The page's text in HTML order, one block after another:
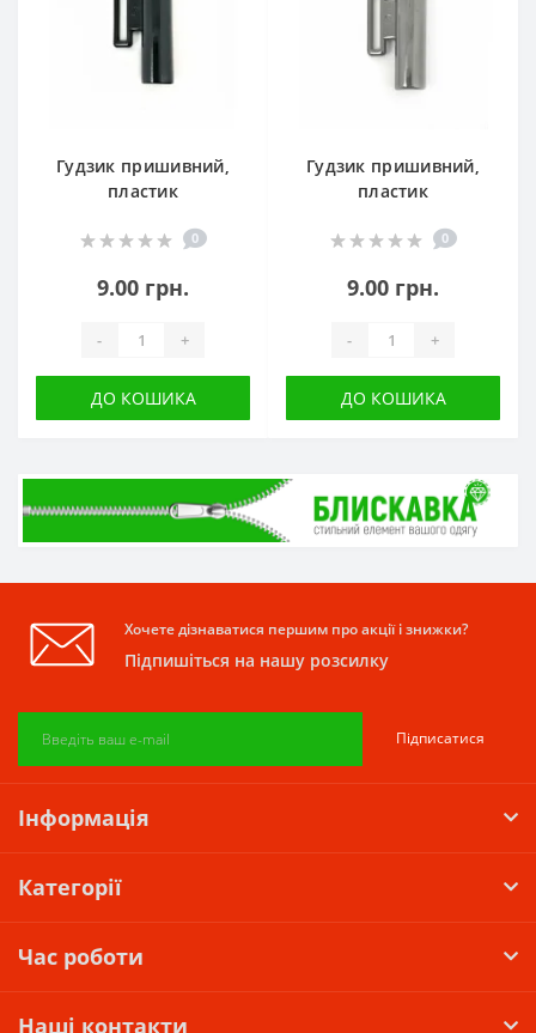
Гудзик пришивний,
пластик
0
9.00 грн.
- +
ДО КОШИКА
Гудзик пришивний,
пластик
0
9.00 грн.
- +
ДО КОШИКА
Хочете дізнаватися першим про акції і знижки?
Підпишіться на нашу розсилку
Підписатися
Інформація
Категорії
Час роботи
Наші контакти